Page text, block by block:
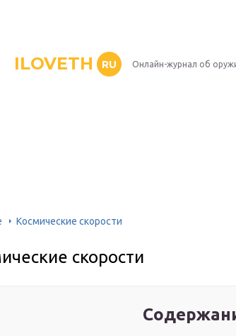
ILOVETH RU Онлайн-журнал об
Космические скорости
скорости